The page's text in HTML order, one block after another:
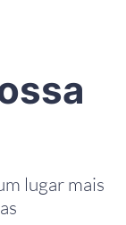
lugar mais